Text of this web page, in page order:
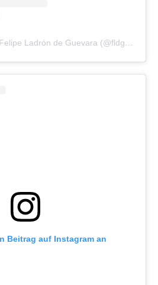
Ein Beitrag geteilt von Felipe Ladrón de Guevara (@fldg__)
Beitrag auf Instagram an